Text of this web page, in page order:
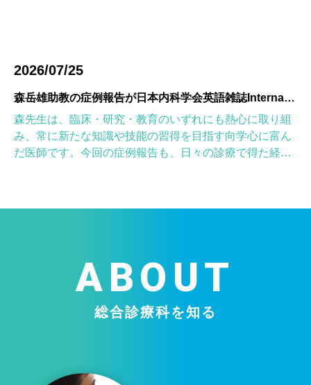
2026/07/25
森岳雄助教の症例報告が日本内科学会英語雑誌Internal Medicineに掲載されました
森先生は、臨床・研究・教育のいずれにも熱心に取り組
み、常に新たな知識や技能の習得を目指す向学心に富ん
だ医師です。今回の症例報告も、日々の診療で得た経験
ABOUT
総合診療科を知る